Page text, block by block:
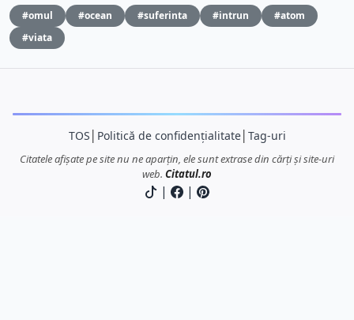
#omul #ocean #suferinta #intrun
#atom
#viata
TOS Politică de confidențialitate│ Tag-uri
Citatele afișate pe site nu ne aparțin, ele sunt extrase din cărți și site-uri
web. Citatul.ro
| |